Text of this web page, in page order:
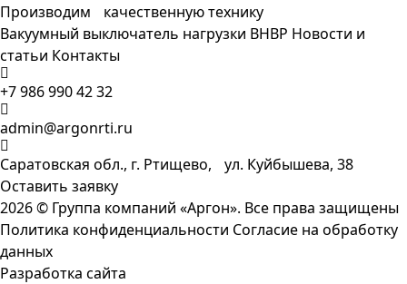
Производим качественную технику
Вакуумный выключатель нагрузки ВНВР Новости и
статьи Контакты
+7 986 990 42 32
admin@argonrti.ru
Саратовская обл., г. Ртищево, ул. Куйбышева, 38
Оставить заявку
2026 © Группа компаний «Аргон». Все права защищены
Политика конфиденциальности Согласие на обработку
данных
Разработка сайта